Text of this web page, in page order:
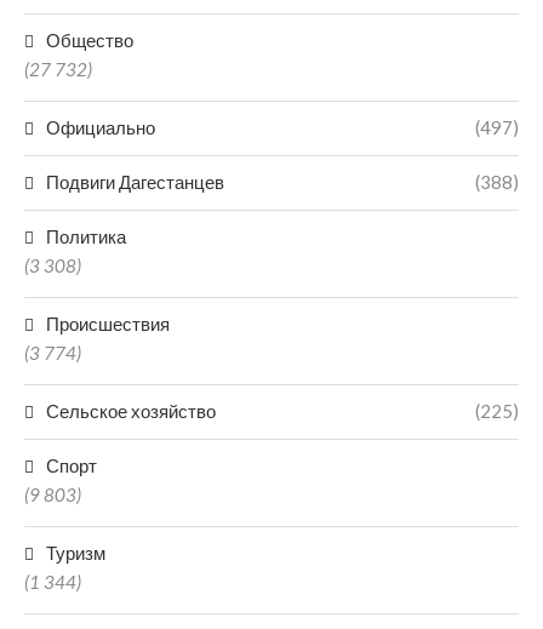
Общество
(27 732)
Официально (497)
Подвиги Дагестанцев (388)
Политика
(3 308)
Происшествия
(3 774)
Сельское хозяйство (225)
Спорт
(9 803)
Туризм
(1 344)